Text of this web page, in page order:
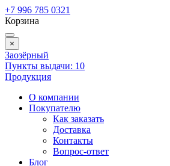
+7 996 785 0321
Корзина
×
Заозёрный
Пункты выдачи: 10
Продукция
О компании
Покупателю
Как заказать
Доставка
Контакты
Вопрос-ответ
Блог